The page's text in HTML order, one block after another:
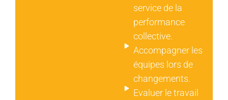
service de la
performance
collective.
Accompagner les
équipes lors de
changements.
Evaluer le travail